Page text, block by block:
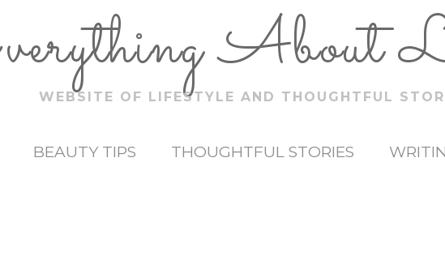
About
WEBSITE OF LIFESTYLE AND THOUGHTFUL
BEAUTY TIPS THOUGHTFUL STORIES